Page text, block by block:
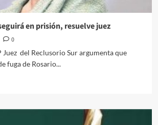
en prisión, resuelve juez
0
Juez del Reclusorio Sur argumenta que
fuga de Rosario...